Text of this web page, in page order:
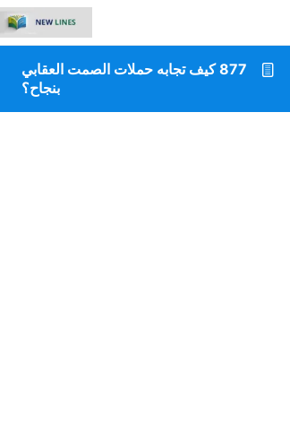
877 كيف تجابه حملات الصمت العقابي
بنجاح؟